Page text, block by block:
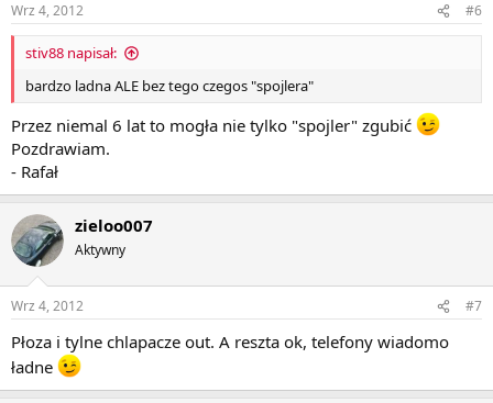
Wrz 4, 2012 #6
stiv88 napisał:
bardzo ladna ALE bez tego czegos "spojlera"
Przez niemal 6 lat to mogła nie tylko "spojler" zgubić
Pozdrawiam.
- Rafał
zieloo007
Aktywny
Wrz 4, 2012 #7
Płoza i tylne chlapacze out. A reszta ok, telefony wiadomo
ładne